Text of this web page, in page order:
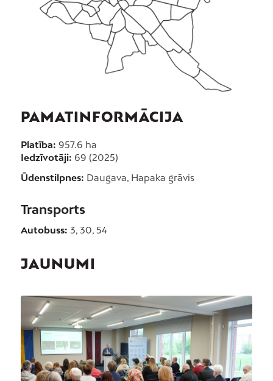
PAMATINFORMĀCIJA
Platība: 957.6 ha
Iedzīvotāji: 69 (2025)
Ūdenstilpnes: Daugava, Hapaka grāvis
Transports
Autobuss: 3, 30, 54
JAUNUMI